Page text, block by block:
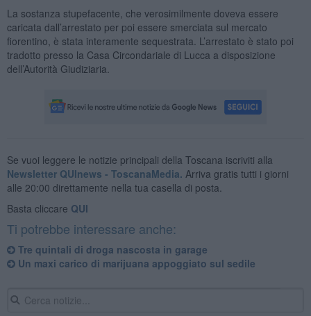
La sostanza stupefacente, che verosimilmente doveva essere
caricata dall’arrestato per poi essere smerciata sul mercato
fiorentino, è stata interamente sequestrata. L’arrestato è stato poi
tradotto presso la Casa Circondariale di Lucca a disposizione
dell’Autorità Giudiziaria.
Se vuoi leggere le notizie principali della Toscana iscriviti alla
Newsletter QUInews - ToscanaMedia. Arriva gratis tutti i giorni
alle 20:00 direttamente nella tua casella di posta.
Basta cliccare QUI
Ti potrebbe interessare anche:
Tre quintali di droga nascosta in garage
Un maxi carico di marijuana appoggiato sul sedile